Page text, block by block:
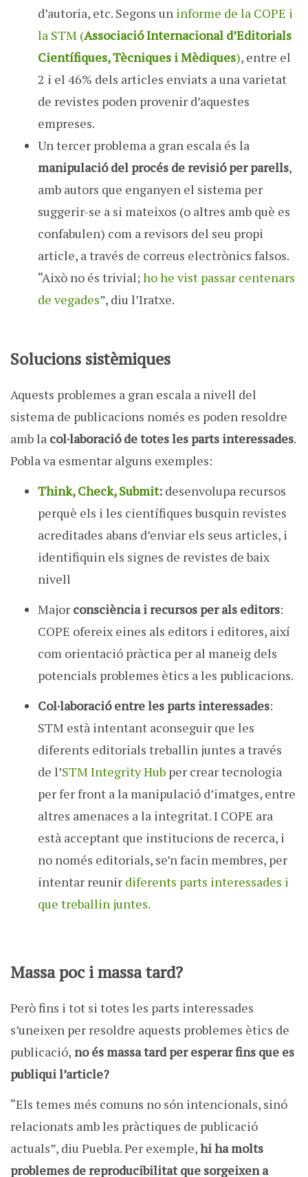
d’autoria, etc. Segons un informe de la COPE i
la STM (Associació Internacional d’Editorials
Científiques, Tècniques i Mèdiques), entre el
2 i el 46% dels articles enviats a una varietat
de revistes poden provenir d’aquestes
empreses.
Un tercer problema a gran escala és la
manipulació del procés de revisió per parells,
amb autors que enganyen el sistema per
suggerir-se a si mateixos (o altres amb què es
confabulen) com a revisors del seu propi
article, a través de correus electrònics falsos.
“Això no és trivial; ho he vist passar centenars
de vegades”, diu l’Iratxe.
Solucions sistèmiques
Aquests problemes a gran escala a nivell del
sistema de publicacions només es poden resoldre
amb la col·laboració de totes les parts interessades.
Pobla va esmentar alguns exemples:
Think, Check, Submit: desenvolupa recursos
perquè els i les científiques busquin revistes
acreditades abans d’enviar els seus articles, i
identifiquin els signes de revistes de baix
nivell
Major consciència i recursos per als editors:
COPE ofereix eines als editors i editores, així
com orientació pràctica per al maneig dels
potencials problemes ètics a les publicacions.
Col·laboració entre les parts interessades:
STM està intentant aconseguir que les
diferents editorials treballin juntes a través
de l’STM Integrity Hub per crear tecnologia
per fer front a la manipulació d’imatges, entre
altres amenaces a la integritat. I COPE ara
està acceptant que institucions de recerca, i
no només editorials, se’n facin membres, per
intentar reunir diferents parts interessades i
que treballin juntes.
Massa poc i massa tard?
Però fins i tot si totes les parts interessades
s’uneixen per resoldre aquests problemes ètics de
publicació, no és massa tard per esperar fins que es
publiqui l’article?
“Els temes més comuns no són intencionals, sinó
relacionats amb les pràctiques de publicació
actuals”, diu Puebla. Per exemple,hi ha molts
problemes de reproducibilitat que sorgeixen a